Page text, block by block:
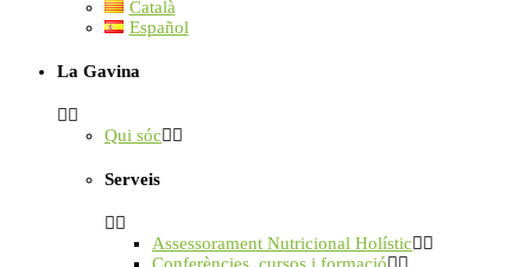
Català
Español
La Gavina
Qui sóc
Serveis
Assessorament Nutricional Holístic
Conferències, cursos i formació